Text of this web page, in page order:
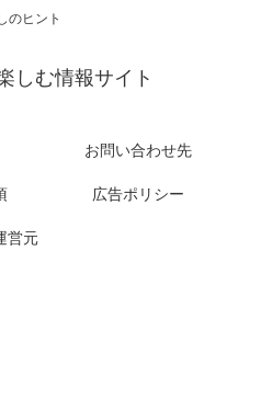
のヒント
しむ情報サイト
お問い合わせ先
広告ポリシー
営元